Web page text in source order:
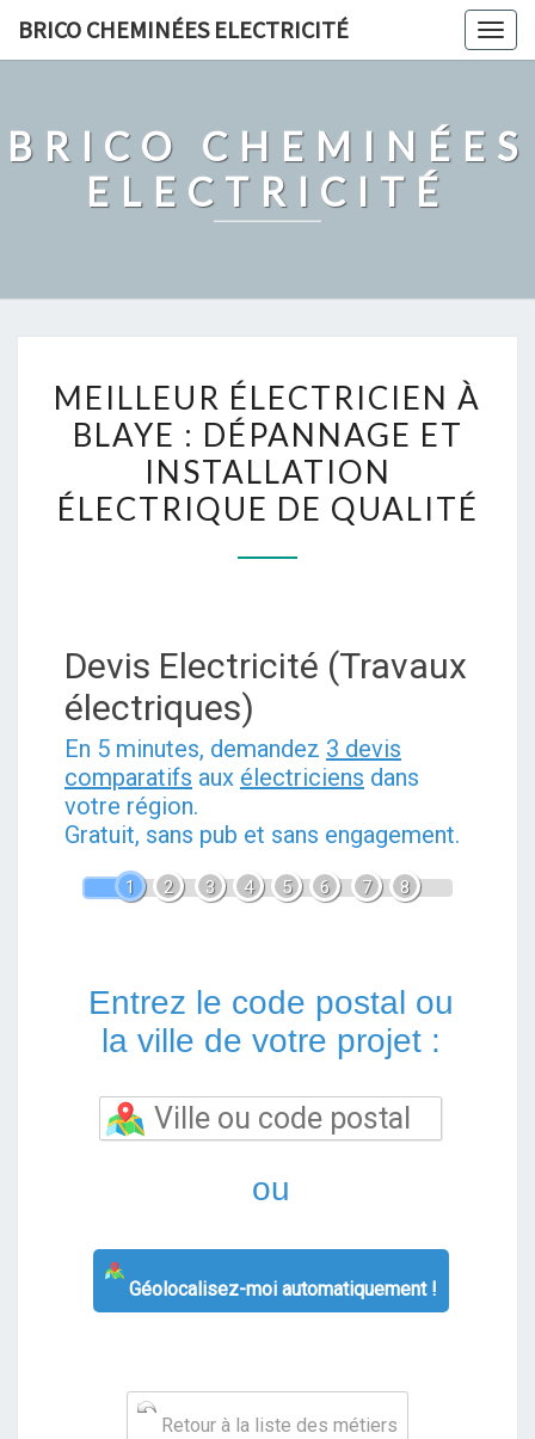
BRICO CHEMINÉES ELECTRICITÉ
BRICO CHEMINÉES
ELECTRICITÉ
ÉLECTRICIEN
À
BLAYE
DÉPANNAGE
ET
DE
QUALITÉ
MEILLEUR ÉLECTRICIEN À
BLAYE : DÉPANNAGE ET
INSTALLATION
ÉLECTRIQUE DE QUALITÉ
Devis Electricité (Travaux
électriques)
En 5 minutes, demandez 3 devis
comparatifs aux électriciens dans
votre région.
Gratuit, sans pub et sans engagement.
1 2 3 4 5 6 7 8
Entrez le code postal ou
la ville de votre projet :
ou
Géolocalisez-moi automatiquement !
Retour à la liste des métiers